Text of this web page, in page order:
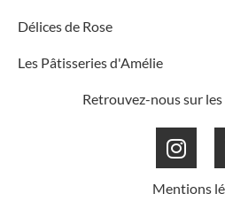
Délices de Rose
Les Pâtisseries d'Amélie
Retrouvez-nous sur
Mentions